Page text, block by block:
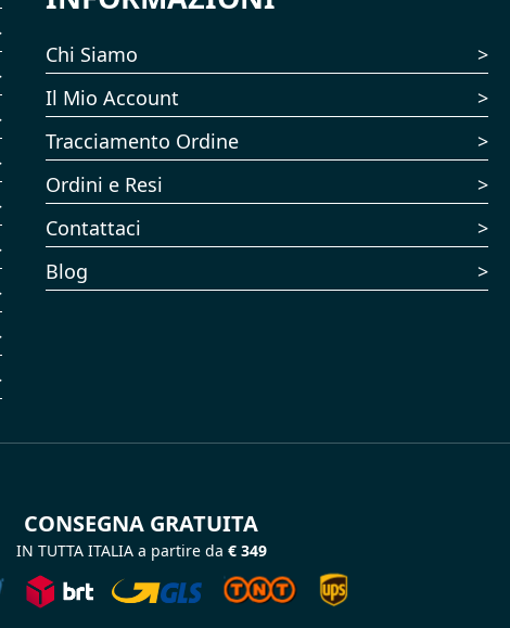
Chi Siamo
Il Mio Account
Tracciamento Ordine
Ordini e Resi
Contattaci
Blog
CONSEGNA GRATUITA
IN TUTTA ITALIA a partire da € 349